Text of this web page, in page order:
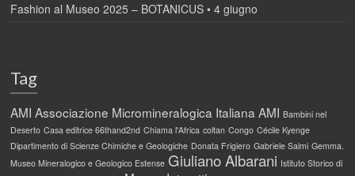
Fashion al Museo 2025 – BOTANICUS • 4 giugno
Tag
AMI Associazione Micromineralogica Italiana AMI Bambini nel
Deserto Casa editrice 66thand2nd Chiama l'Africa coltan Congo Cécile Kyenge
Dipartimento di Scienze Chimiche e Geologiche Donata Frigiero Gabriele Salmi Gemma.
Museo Mineralogico e Geologico Estense Giuliano Albarani Istituto Storico di